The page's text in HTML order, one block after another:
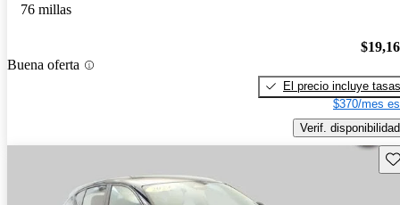
76 millas
Buena oferta
El precio incluye tasas
$370/mes
Verif. disponibilidad